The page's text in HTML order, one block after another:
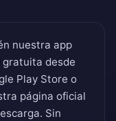
nuestra app
gratuita desde
Play Store o
página oficial
. Sin